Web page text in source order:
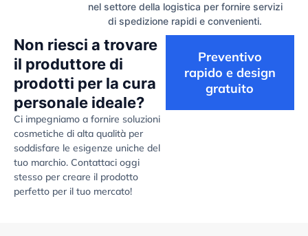
nel settore della logistica per fornire servizi
di spedizione rapidi e convenienti.
Non riesci a trovare
il produttore di
prodotti per la cura
personale ideale?
Ci impegniamo a fornire soluzioni
cosmetiche di alta qualità per
soddisfare le esigenze uniche del
tuo marchio. Contattaci oggi
stesso per creare il prodotto
perfetto per il tuo mercato!
Preventivo
rapido e design
gratuito